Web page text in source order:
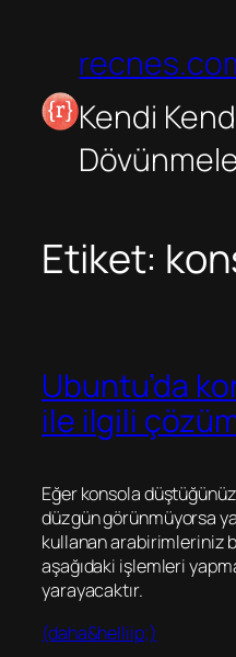
Kendi
Etiket:
Ubuntu’da
ile ilgili
Eğer konsola
düzgün görünmüyorsa
kullanan arabirimleriniz
aşağıdaki işlemleri
yarayacaktır.
(daha&helliip;)